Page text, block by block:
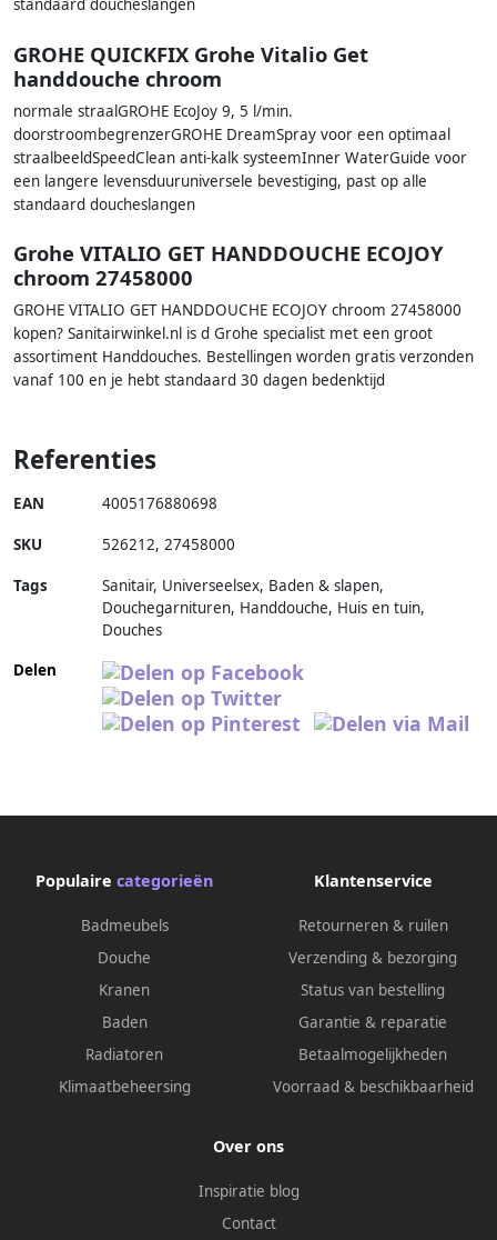
standaard doucheslangen
GROHE QUICKFIX Grohe Vitalio Get
handdouche chroom
normale straalGROHE EcoJoy 9, 5 l/min.
doorstroombegrenzerGROHE DreamSpray voor een optimaal
straalbeeldSpeedClean anti-kalk systeemInner WaterGuide voor
een langere levensduuruniversele bevestiging, past op alle
standaard doucheslangen
Grohe VITALIO GET HANDDOUCHE ECOJOY
chroom 27458000
GROHE VITALIO GET HANDDOUCHE ECOJOY chroom 27458000
kopen? Sanitairwinkel.nl is d Grohe specialist met een groot
assortiment Handdouches. Bestellingen worden gratis verzonden
vanaf 100 en je hebt standaard 30 dagen bedenktijd
Referenties
EAN 4005176880698
SKU 526212, 27458000
Tags
Sanitair, Universeelsex, Baden & slapen,
Douchegarnituren, Handdouche, Huis en tuin,
Douches
Delen
Populaire categorieën
Badmeubels
Douche
Kranen
Baden
Radiatoren
Klimaatbeheersing
Klantenservice
Retourneren & ruilen
Verzending & bezorging
Status van bestelling
Garantie & reparatie
Betaalmogelijkheden
Voorraad & beschikbaarheid
Over ons
Inspiratie blog
Contact